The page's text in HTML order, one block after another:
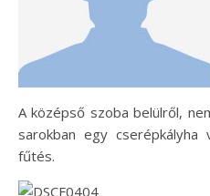
A középső szoba belülről,
sarokban egy
fűtés.